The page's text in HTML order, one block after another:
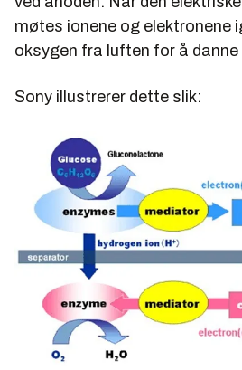
møtes ionene og elektronene
oksygen fra luften for å danne
Sony illustrerer dette slik: